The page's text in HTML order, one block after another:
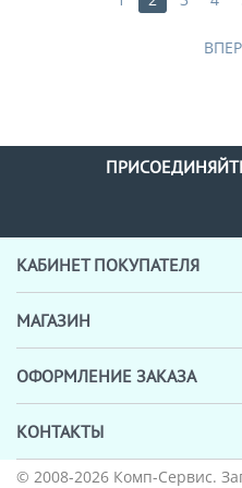
КАБИНЕТ ПОКУПАТЕЛЯ
МАГАЗИН
ОФОРМЛЕНИЕ ЗАКАЗА
КОНТАКТЫ
© 2008-2026 Комп-Сервис.